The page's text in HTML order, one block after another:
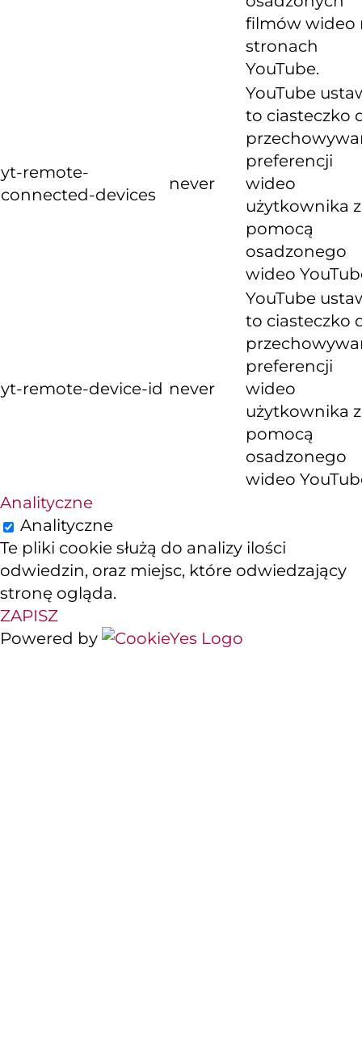
filmów wideo
stronach
YouTube.
yt-remote-
connected-devices
never
YouTube
to ciasteczko
preferencji
wideo
użytkownika
pomocą
osadzonego
wideo
yt-remote-device-id never
YouTube
to ciasteczko
preferencji
wideo
użytkownika
pomocą
osadzonego
wideo
Analityczne
Analityczne
Te pliki cookie służą do analizy ilości
odwiedzin, oraz miejsc, które odwiedzający
stronę ogląda.
ZAPISZ
Powered by